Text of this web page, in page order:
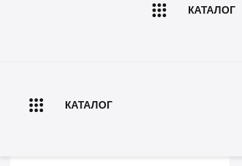
КАТАЛОГ
КАТАЛОГ